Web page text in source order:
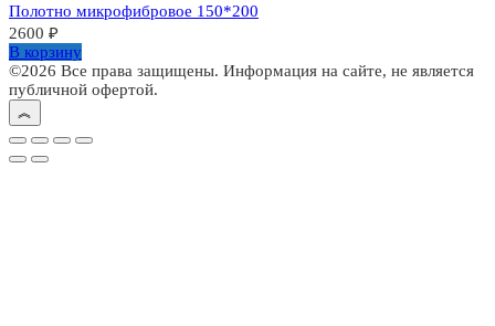
Полотно микрофибровое 150*200
2600 ₽
В корзину
©2026 Все права защищены. Информация на сайте, не является
публичной офертой.